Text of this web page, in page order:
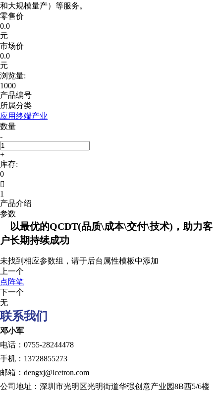
和大规模量产）等服务。
零售价
0.0
元
市场价
0.0
元
浏览量:
1000
产品编号
所属分类
应用终端产业
数量
-
+
库存:
0

1
产品介绍
参数
以最优的QCDT(品质\成本\交付\技术)，助力客
户长期持续成功
未找到相应参数组，请于后台属性模板中添加
上一个
点阵笔
下一个
无
联系我们
邓小军
电话：0755-28244478
手机：13728855273
邮箱：dengxj@lcetron.com
公司地址：深圳市光明区光明街道华强创意产业园8B西5/6楼